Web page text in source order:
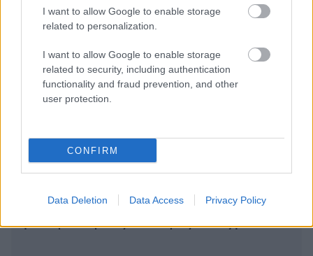
I want to allow Google to enable storage
related to personalization.
I want to allow Google to enable storage
related to security, including authentication
functionality and fraud prevention, and other
user protection.
CONFIRM
Data Deletion Data Access Privacy Policy
Το γνωστό φαγητό ξενύχτηδων που ακρίβυνε
αστρονομικά το 1989
Η χώρα στην οποία βρίσκεται το καλύτερο μέρος
για να μετακομίσεις όταν πάρεις σύνταξη